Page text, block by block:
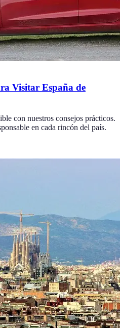
Visitar España de
con nuestros consejos prácticos.
en cada rincón del país.